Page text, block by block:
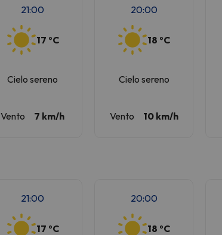
21:00
17 ºC
Cielo sereno
Vento 7 km/h
20:00
18 ºC
Cielo sereno
Vento 10 km/h
21:00
17 ºC
20:00
18 ºC